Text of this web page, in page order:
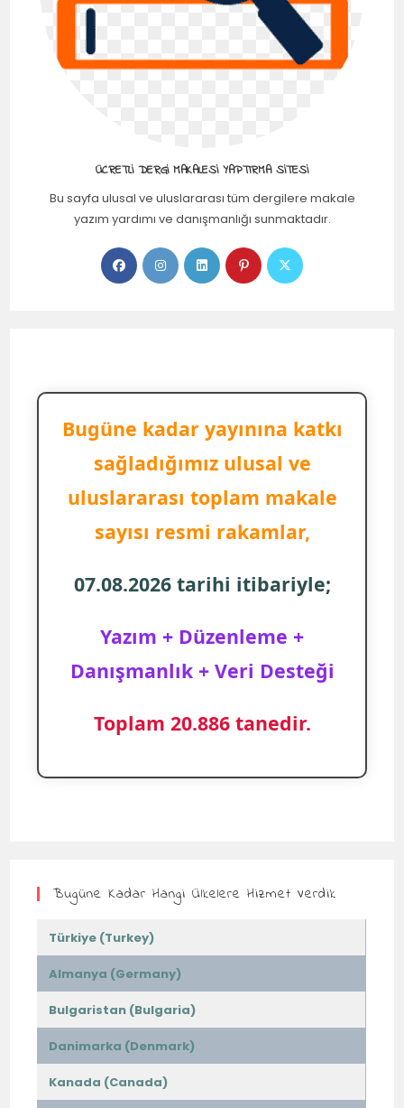
ÜCRETLI DERGI MAKALESI YAPTIRMA SITESI
Bu sayfa ulusal ve uluslararası tüm dergilere makale
yazım yardımı ve danışmanlığı sunmaktadır.
Bugüne kadar yayınına katkı
sağladığımız ulusal ve
uluslararası toplam makale
sayısı resmi rakamlar,
07.08.2026 tarihi itibariyle;
Yazım + Düzenleme +
Danışmanlık + Veri Desteği
Toplam 20.886 tanedir.
Bugüne Kadar Hangi Ülkelere Hizmet Verdik
Türkiye (Turkey)
Almanya (Germany)
Bulgaristan (Bulgaria)
Danimarka (Denmark)
Kanada (Canada)